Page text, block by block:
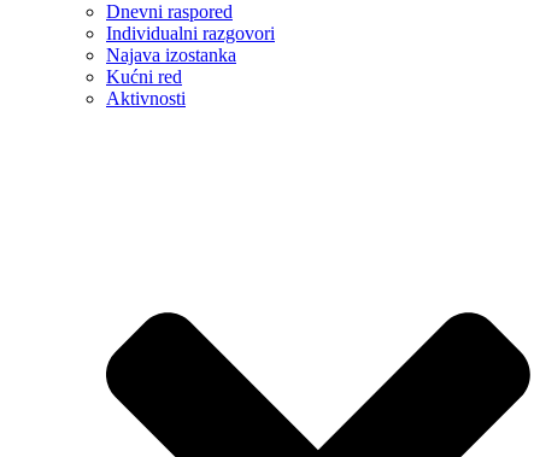
Dnevni raspored
Individualni razgovori
Najava izostanka
Kućni red
Aktivnosti